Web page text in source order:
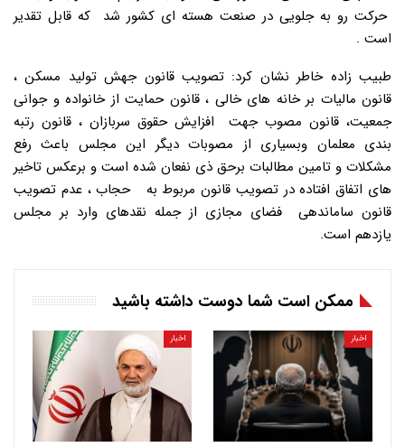
حرکت رو به جلویی در صنعت هسته ای کشور شد که قابل تقدیر
است .
طبیب زاده خاطر نشان کرد: تصویب قانون جهش تولید مسکن ،
قانون مالیات بر خانه های خالی ، قانون حمایت از خانواده و جوانی
جمعیت، قانون مصوب جهت افزایش حقوق سربازان ، قانون رتبه
بندی معلمان وبسیاری از مصوبات دیگر این مجلس باعث رفع
مشکلات و تامین مطالبات برحق ذی نفعان شده است و برعکس تاخیر
های اتفاق افتاده در تصویب قانون مربوط به حجاب ، عدم تصویب
قانون ساماندهی فضای مجازی از جمله نقدهای وارد بر مجلس
یازدهم است.
ممکن است شما دوست داشته باشید
اخبار اخبار